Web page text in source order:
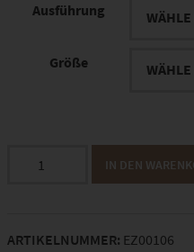
Ausführung
Größe
Speed
IN DEN
ARTIKELNUMMER: EZ00106